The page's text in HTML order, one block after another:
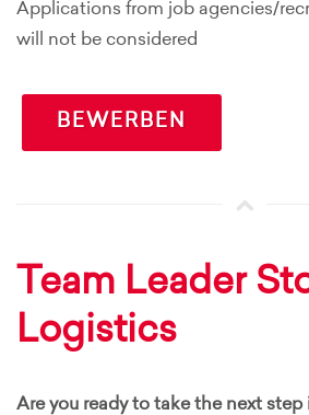
Applications from job agencies/
will not be considered
BEWERBEN
Team Leader
Logistics
Are you ready to take the next step